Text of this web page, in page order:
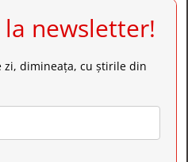
newsletter!
dimineața, cu știrile din